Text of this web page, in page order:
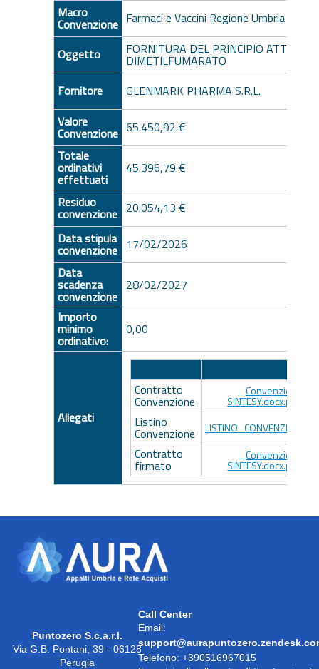
Macro
Convenzione Farmaci e Vaccini Regione Umbria 2025
Oggetto FORNITURA DEL PRINCIPIO ATTIVO
DIMETILFUMARATO
Fornitore
GLENMARK PHARMA S.R.L.
Valore
Convenzione 65.450,92 €
Totale
ordinativi
effettuati
45.396,79 €
Residuo
convenzione 20.054,13 €
Data stipula
convenzione 17/02/2026
Data
scadenza
convenzione
28/02/2027
Importo
minimo
ordinativo:
0,00
Allegati
Contratto
Convenzione
Convenzione
Listino
Convenzione
Contratto
firmato
Convenzione
Puntozero S.c.a.r.l.
Via G.B. Pontani, 39 - 06128
Perugia
Call Center
Email:
Telefono: +390516967015